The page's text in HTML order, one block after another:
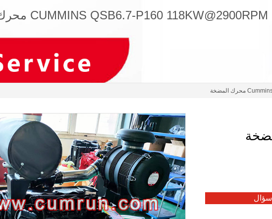
CUMMINS QSB6.7-P160 118KW@2900RPM محرك المضخة
سؤال